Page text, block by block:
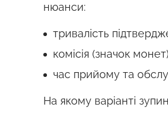
нюанси:
тривалість
комісія (значок
час прийому та
На якому варіанті